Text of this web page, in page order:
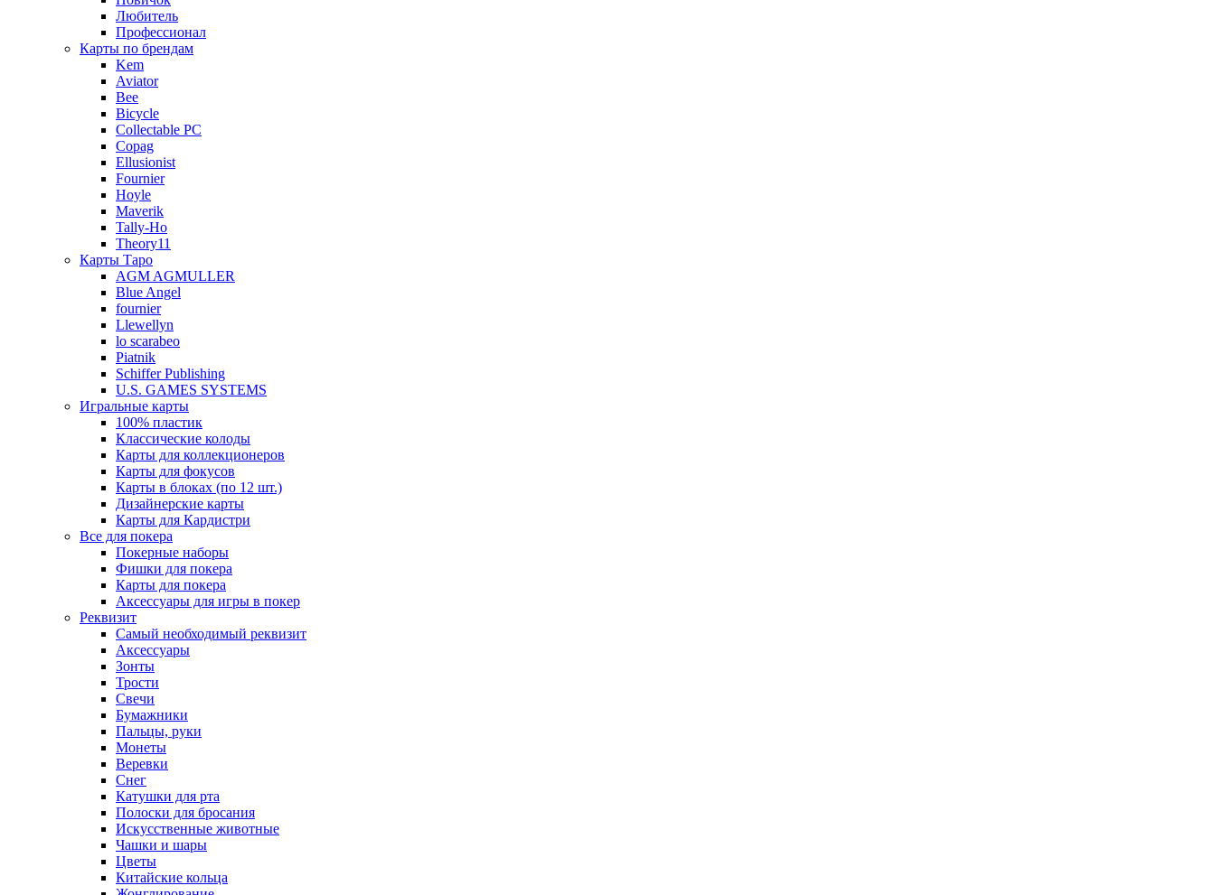
Любитель
Профессионал
Карты по брендам
Kem
Aviator
Bee
Bicycle
Collectable PC
Copag
Ellusionist
Fournier
Hoyle
Maverik
Tally-Ho
Theory11
Карты Таро
AGM AGMULLER
Blue Angel
fournier
Llewellyn
lo scarabeo
Piatnik
Schiffer Publishing
U.S. GAMES SYSTEMS
Игральные карты
100% пластик
Классические колоды
Карты для коллекционеров
Карты для фокусов
Карты в блоках (по 12 шт.)
Дизайнерские карты
Карты для Кардистри
Все для покера
Покерные наборы
Фишки для покера
Карты для покера
Аксессуары для игры в покер
Реквизит
Самый необходимый реквизит
Аксессуары
Зонты
Трости
Свечи
Бумажники
Пальцы, руки
Монеты
Веревки
Снег
Катушки для рта
Полоски для бросания
Искусственные животные
Чашки и шары
Цветы
Китайские кольца